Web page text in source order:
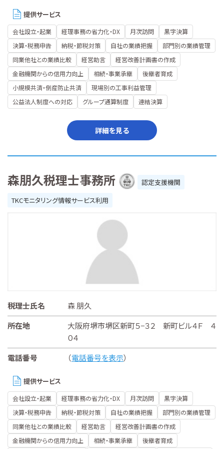
提供サービス
会社設立・起業 経理事務の省力化・DX 月次訪問
黒字決算
決算・税務申告
納税・節税対策 自社の業績把握
部門別の業績管理
同業他社との業績比較
経営助言
経営改善計画書の作成
金融機関からの信用力向上
相続・事業承継
後継者育成
小規模共済・倒産防止共済
現場別の工事利益管理
公益法人制度への対応
グループ通算制度 連結決算
詳細を見る
森朋久税理士事務所
認定支援機関
TKCモニタリング情報サービス利用
税理士氏名
森 朋久
所在地
大阪府堺市堺区新町５−３２ 新町ビル４Ｆ ４
０４
電話番号
（電話番号を表示）
提供サービス
会社設立・起業 経理事務の省力化・DX 月次訪問
黒字決算
決算・税務申告
納税・節税対策 自社の業績把握
部門別の業績管理
同業他社との業績比較
経営助言
経営改善計画書の作成
金融機関からの信用力向上
相続・事業承継
後継者育成